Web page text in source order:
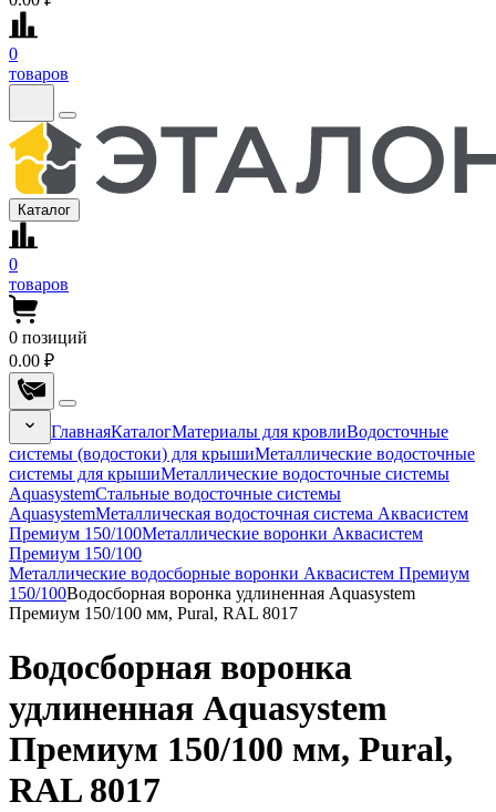
0
товаров
Каталог
0
товаров
0 позиций
0.00 ₽
ГлавнаяКаталогМатериалы для кровлиВодосточные
системы (водостоки) для крышиМеталлические водосточные
системы для крышиМеталлические водосточные системы
AquasystemСтальные водосточные системы
AquasystemМеталлическая водосточная система Аквасистем
Премиум 150/100Металлические воронки Аквасистем
Премиум 150/100
Металлические водосборные воронки Аквасистем Премиум
150/100Водосборная воронка удлиненная Aquasystem
Премиум 150/100 мм, Pural, RAL 8017
Водосборная воронка
удлиненная Aquasystem
Премиум 150/100 мм, Pural,
RAL 8017